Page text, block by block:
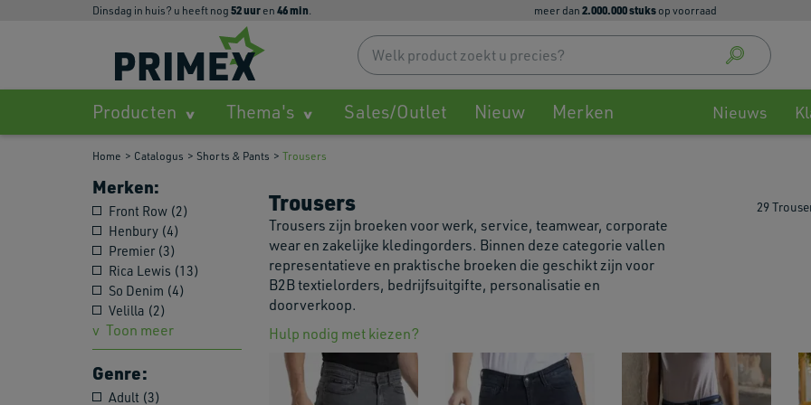
dinsdag in huis? u heeft nog 52uur en 46min. meer dan 2.000.000 stuksop voorraad
up
down
to
Press
Touch
Producten Thema's Sales/Outlet Nieuw Merken Nieuws
Home Catalogus Shorts & Pants Trousers
Merken:
Front Row (2)
Henbury (4)
Premier (3)
Rica Lewis (13)
So Denim (4)
Velilla (2)
Toon meer
Genre:
Adult (3)
29
Trousers
Trousers zijn broeken voor werk, service, teamwear, corporate
wear en zakelijke kledingorders. Binnen deze categorie vallen
representatieve en praktische broeken die geschikt zijn voor
B2B textielorders, bedrijfsuitgifte, personalisatie en
doorverkoop.
Hulp nodig met kiezen?